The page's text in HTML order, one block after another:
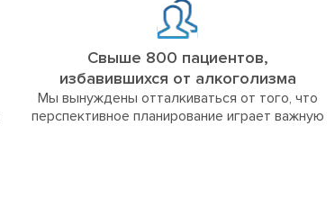
Свыше 800 пациентов,
избавившихся от алкоголизма
Мы вынуждены отталкиваться от того, что
перспективное планирование играет важную